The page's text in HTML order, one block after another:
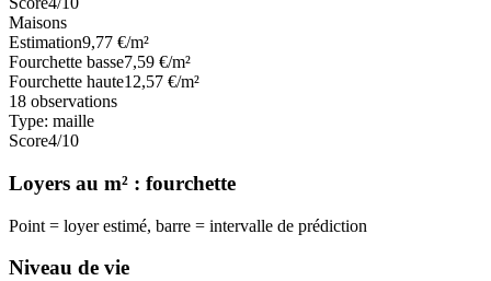
Maisons
Estimation9,77 €/m²
Fourchette basse7,59 €/m²
Fourchette haute12,57 €/m²
18 observations
Type: maille
Score4/10
Loyers au m² : fourchette
Point = loyer estimé, barre = intervalle de prédiction
Niveau de vie